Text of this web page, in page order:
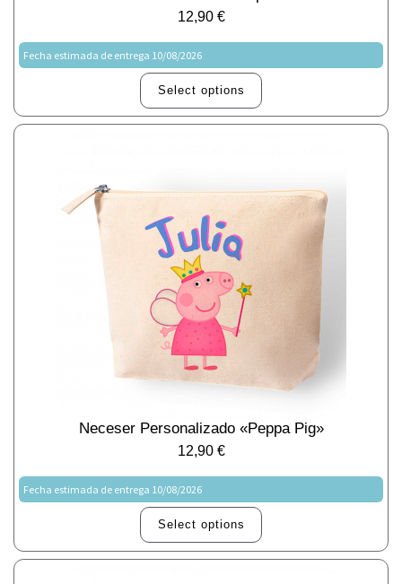
12,90 €
Fecha estimada de entrega 10/08/2026
Select options
Neceser Personalizado «Peppa Pig»
12,90 €
Fecha estimada de entrega 10/08/2026
Select options